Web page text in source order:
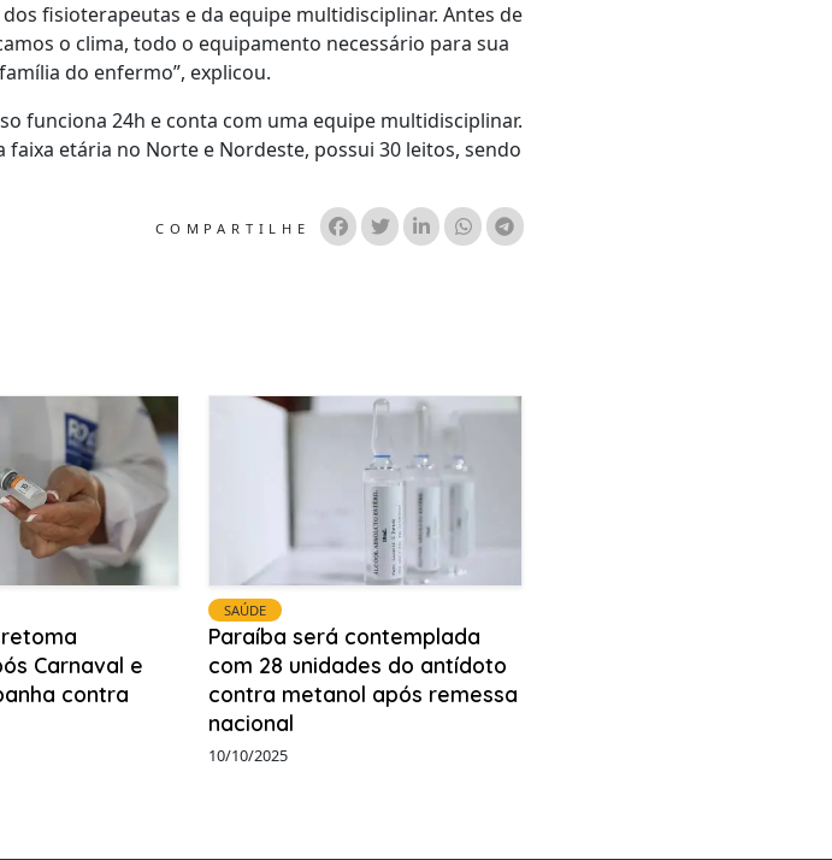
fisioterapeutas e da equipe multidisciplinar. Antes de
o clima, todo o equipamento necessário para sua
do enfermo”, explicou.
funciona 24h e conta com uma equipe multidisciplinar.
etária no Norte e Nordeste, possui 30 leitos, sendo
COMPARTILHE
Carnaval e
contra
SAÚDE
Paraíba será contemplada
com 28 unidades do antídoto
contra metanol após remessa
nacional
10/10/2025